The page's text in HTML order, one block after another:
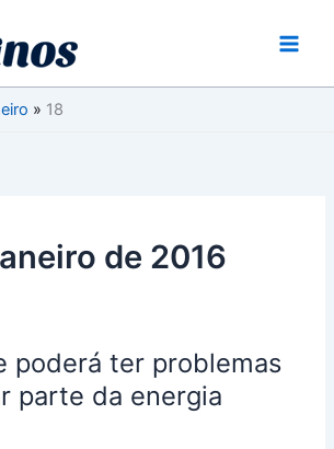
18
de 2016
poderá ter problemas
parte da energia